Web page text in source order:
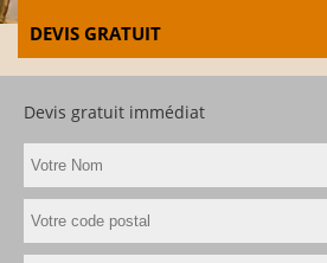
DEVIS GRATUIT
Devis gratuit immédiat